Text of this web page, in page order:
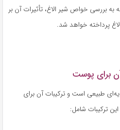
بررسی خواص شیر الاغ، تأثیرات آن بر
پرداخته خواهد شد.
برای پوست
طبیعی است و ترکیبات آن برای
ترکیبات شامل: